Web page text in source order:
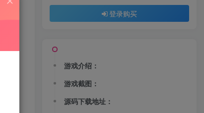
登录购买
游戏介绍：
游戏截图：
源码下载地址：